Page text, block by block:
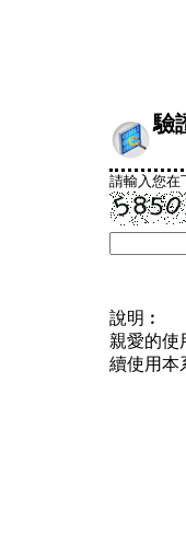
驗
請輸入您在
說明︰
親愛的使
續使用本